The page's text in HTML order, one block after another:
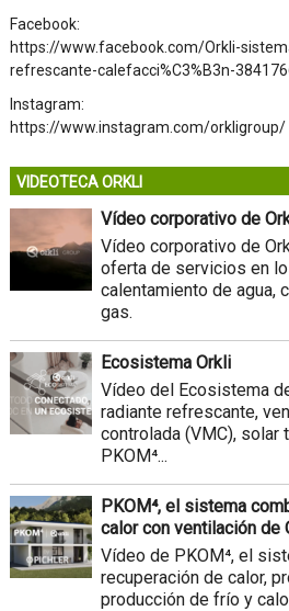
Facebook:
https://www.facebook.com/Orkli-
refrescante-calefacci%C3%B3n-
Instagram:
https://www.instagram.com/orkligroup/
VIDEOTECA ORKLI
Vídeo corporativo de
Vídeo corporativo de
oferta de servicios en
calentamiento de agua,
gas.
Ecosistema Orkli
Vídeo del Ecosistema
radiante refrescante,
controlada (VMC), solar
PKOM⁴...
PKOM⁴, el sistema
calor con ventilación de
Vídeo de PKOM⁴, el
recuperación de calor,
producción de frío y